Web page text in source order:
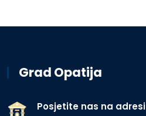
Grad Opatija
Posjetite nas na adresi